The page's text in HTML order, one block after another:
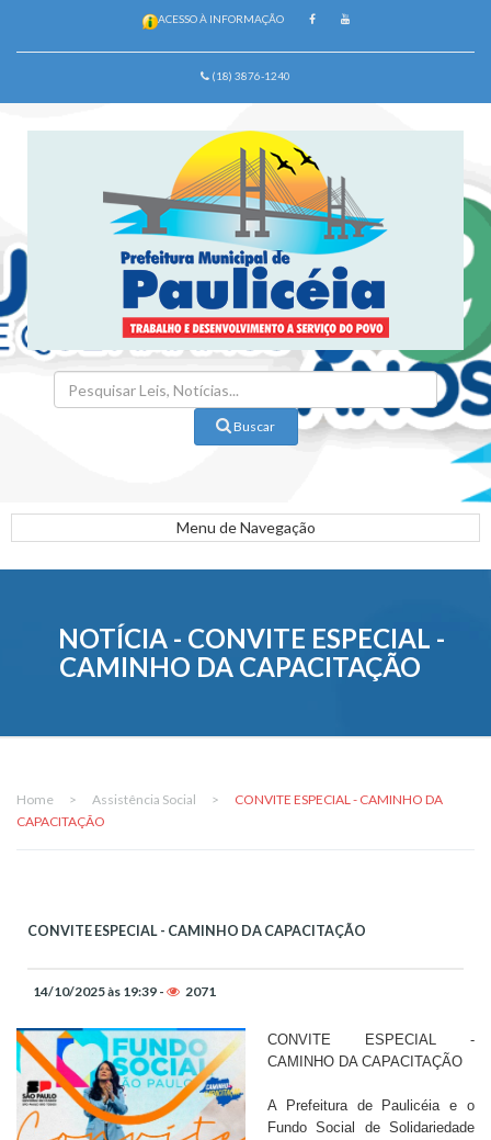
ACESSO À INFORMAÇÃO
(18) 3876-1240
Buscar
Menu de Navegação
NOTÍCIA - CONVITE ESPECIAL -
CAMINHO DA CAPACITAÇÃO
Home > Assistência Social >
CONVITE ESPECIAL - CAMINHO DA
CAPACITAÇÃO
CONVITE ESPECIAL - CAMINHO DA CAPACITAÇÃO
14/10/2025 às 19:39 - 2071
CONVITE ESPECIAL -
CAMINHO DA CAPACITAÇÃO
A Prefeitura de Paulicéia e o
Fundo Social de Solidariedade